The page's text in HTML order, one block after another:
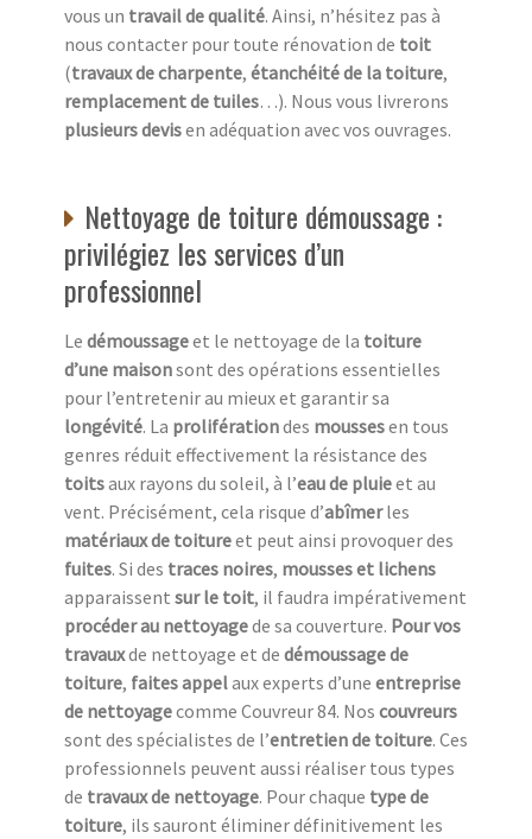
vous un travail de qualité. Ainsi, n’hésitez pas à
nous contacter pour toute rénovation de toit
(travaux de charpente, étanchéité de la toiture,
remplacement de tuiles…). Nous vous livrerons
plusieurs devisen adéquation avec vos ouvrages.
Nettoyage de toiture démoussage :
privilégiez les services d’un
professionnel
Le démoussageet le nettoyage de la toiture
d’une maisonsont des opérations essentielles
pour l’entretenir au mieux et garantir sa
longévité. La proliférationdes moussesen tous
genres réduit effectivement la résistance des
toitsaux rayons du soleil, à l’eau de pluieet au
vent. Précisément, cela risque d’abîmerles
matériaux de toitureet peut ainsi provoquer des
fuites. Si des traces noires, mousses et lichens
apparaissent sur le toit, il faudra impérativement
procéder au nettoyagede sa couverture. Pour vos
travauxde nettoyage et de démoussage de
toiture, faites appelaux experts d’une entreprise
de nettoyagecomme Couvreur 84. Nos couvreurs
sont des spécialistes de l’entretien de toiture. Ces
professionnels peuvent aussi réaliser tous types
de travaux de nettoyage. Pour chaque type de
toiture, ils sauront éliminer définitivement les